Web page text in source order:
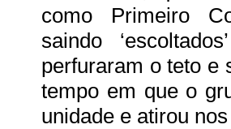
como Primeiro
saindo
perfuraram o teto e
tempo em que o
unidade e atirou